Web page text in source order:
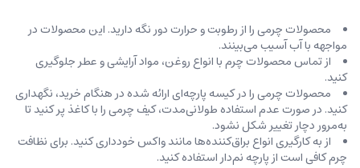
محصولات چرمی را از رطوبت و حرارت دور نگه دارید. این محصولات در
مواجهه با آب آسیب می‌بینند.
از تماس محصولات چرم با انواع روغن‌، مواد آرایشی و عطر جلوگیری
کنید.
محصولات چرمی را در کیسه‌ پارچه‌ای ارائه شده در هنگام خرید، ‌نگهداری
کنید. در صورت عدم استفاده طولانی‌مدت، کیف‌ چرمی را با کاغذ پر کنید تا
به‌مرور دچار تغییر شکل نشود.
از به کارگیری انواع براق‌کننده‌ها مانند واکس خودداری کنید. برای نظافت
چرم کافی است از پارچه‌ نم‌دار استفاده کنید.